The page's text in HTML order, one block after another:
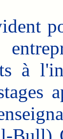
à